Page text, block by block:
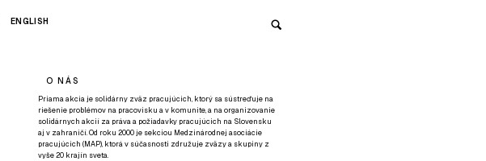
ENGLISH
O NÁS
Priama akcia je solidárny zväz pracujúcich, ktorý sa sústreďuje na
riešenie problémov na pracovisku a v komunite, a na organizovanie
solidárnych akcií za práva a požiadavky pracujúcich na Slovensku
aj v zahraničí. Od roku 2000 je sekciou Medzinárodnej asociácie
pracujúcich (MAP), ktorá v súčasnosti združuje zväzy a skupiny z
vyše 20 krajín sveta.